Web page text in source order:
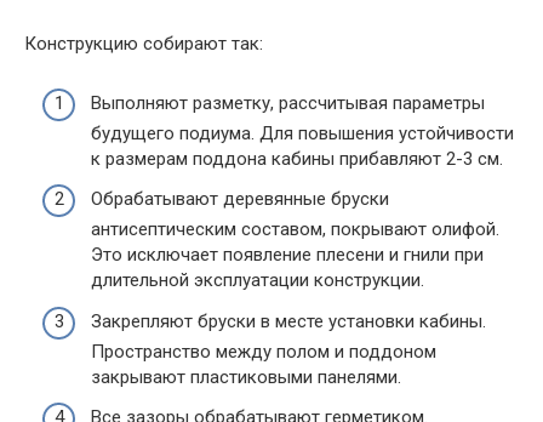
Конструкцию собирают так:
Выполняют разметку, рассчитывая параметры
будущего подиума. Для повышения устойчивости
к размерам поддона кабины прибавляют 2-3 см.
Обрабатывают деревянные бруски
антисептическим составом, покрывают олифой.
Это исключает появление плесени и гнили при
длительной эксплуатации конструкции.
Закрепляют бруски в месте установки кабины.
Пространство между полом и поддоном
закрывают пластиковыми панелями.
Все зазоры обрабатывают герметиком.